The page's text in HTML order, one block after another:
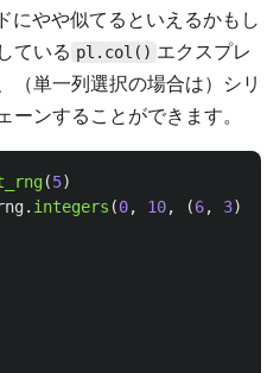
にやや似てるといえるかもし
ている pl.col() エクスプレ
（単一列選択の場合は）シリ
ンすることができます。
(5)
. integers (0, 10, (6, 3)),